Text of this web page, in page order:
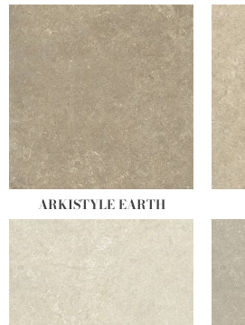
ARKISTYLE EARTH